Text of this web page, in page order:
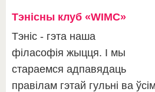
Тэнісны клуб «WIMC»
Тэніс - гэта наша
філасофія жыцця. І мы
стараемся адпавядаць
правілам гэтай гульні ва